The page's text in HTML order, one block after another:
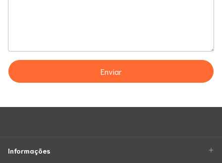
Enviar
Informações